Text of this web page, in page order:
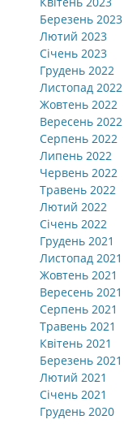
Березень 2023
Лютий 2023
Січень 2023
Грудень 2022
Листопад 2022
Жовтень 2022
Вересень 2022
Серпень 2022
Липень 2022
Червень 2022
Травень 2022
Лютий 2022
Січень 2022
Грудень 2021
Листопад 2021
Жовтень 2021
Вересень 2021
Серпень 2021
Травень 2021
Квітень 2021
Березень 2021
Лютий 2021
Січень 2021
Грудень 2020